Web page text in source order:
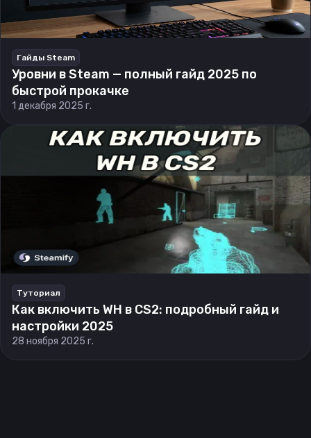
Гайды Steam
Уровни в Steam — полный гайд 2025 по
быстрой прокачке
1 декабря 2025 г.
Туториал
Как включить WH в CS2: подробный гайд и
настройки 2025
28 ноября 2025 г.